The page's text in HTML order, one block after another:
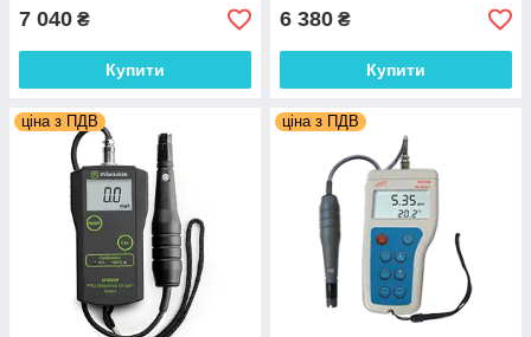
Кількість розчиненого кисню у воді може залежати від
температури (більше кисню в холодній воді), тиску (більше
кисню розчиниться у воді при більшому тиску) і солоності
(більше кисню у воді низької солоності). Розпад органічного
матеріалу у воді, викликаний або хімічними процесами, або
дією мікробів у неочищених стічних водах, або мертвою
рослинністю може серйозно знизити концентрацію
розчиненого кисню. «Відпрацьована» вода, що скидається у
відкриті джерела після охолодження обладнання на
7 040 ₴
Купити
6 380 ₴
Купити
ціна з ПДВ ціна з ПДВ